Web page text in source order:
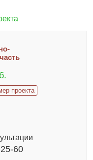
проекта
60